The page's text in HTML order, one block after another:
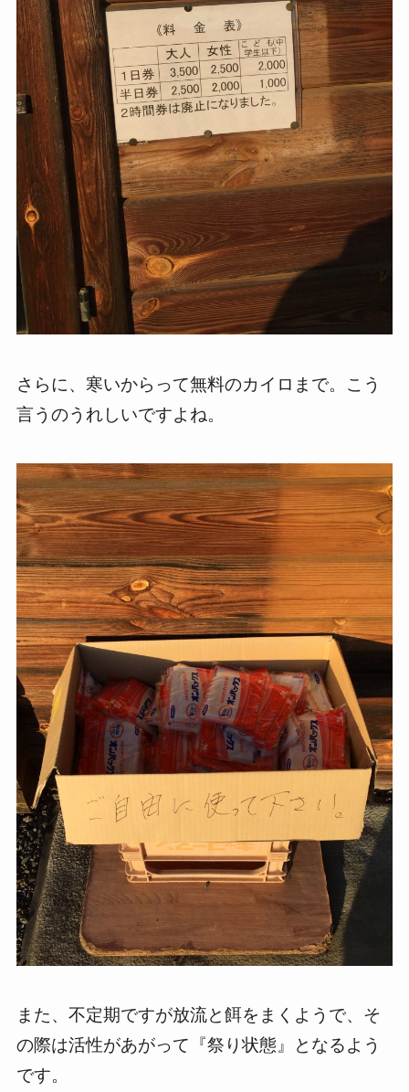
さらに、寒いからって無料のカイロまで。こう
言うのうれしいですよね。
また、不定期ですが放流と餌をまくようで、そ
の際は活性があがって『祭り状態』となるよう
です。